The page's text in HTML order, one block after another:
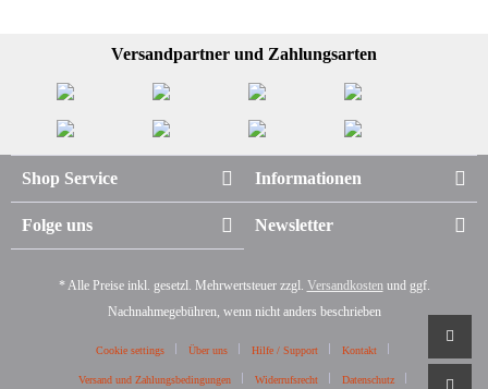
Versandpartner und Zahlungsarten
Shop Service Informationen
Folge uns Newsletter
* Alle Preise inkl. gesetzl. Mehrwertsteuer zzgl. Versandkostenund ggf.
Nachnahmegebühren, wenn nicht anders beschrieben
Cookie settings Über uns Hilfe / Support Kontakt
Versand und Zahlungsbedingungen Widerrufsrecht Datenschutz